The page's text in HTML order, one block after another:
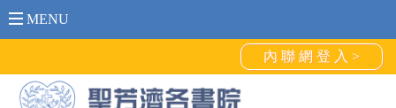
MENU
內 聯 網 登 入 >